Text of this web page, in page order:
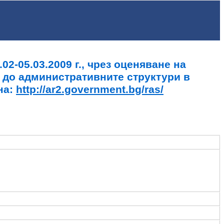
05.03.2009 г., чрез оценяване на
административните структури в
http://ar2.government.bg/ras/